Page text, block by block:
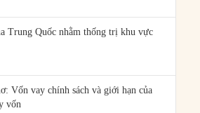
Trung Quốc nhằm thống trị khu vực
Vốn vay chính sách và giới hạn của
vốn